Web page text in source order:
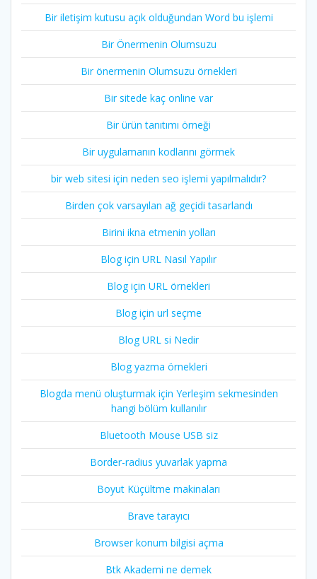
Bir iletişim kutusu açık olduğundan Word bu işlemi
Bir Önermenin Olumsuzu
Bir önermenin Olumsuzu örnekleri
Bir sitede kaç online var
Bir ürün tanıtımı örneği
Bir uygulamanın kodlarını görmek
bir web sitesi için neden seo işlemi yapılmalıdır?
Birden çok varsayılan ağ geçidi tasarlandı
Birini ikna etmenin yolları
Blog için URL Nasıl Yapılır
Blog için URL örnekleri
Blog için url seçme
Blog URL si Nedir
Blog yazma örnekleri
Blogda menü oluşturmak için Yerleşim sekmesinden
hangi bölüm kullanılır
Bluetooth Mouse USB siz
Border-radius yuvarlak yapma
Boyut Küçültme makinaları
Brave tarayıcı
Browser konum bilgisi açma
Btk Akademi ne demek